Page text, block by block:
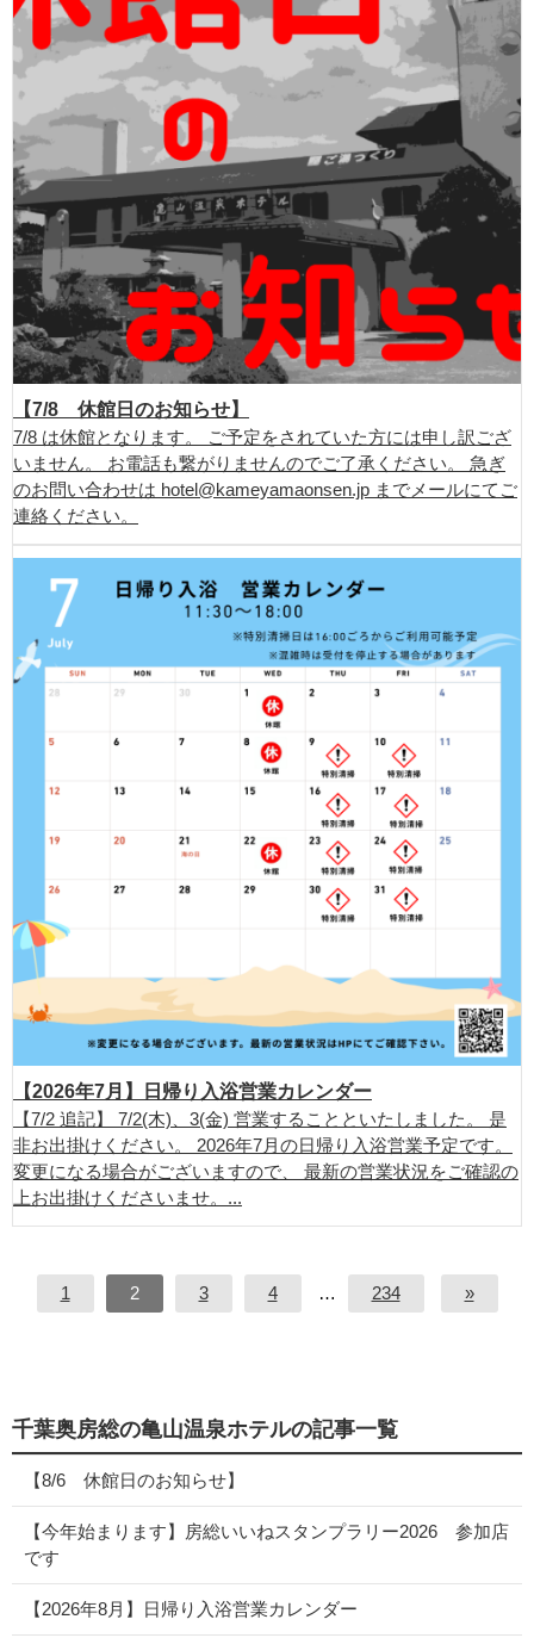
【7/8 休館日のお知らせ】
7/8 は休館となります。 ご予定をされていた方には申し訳ござ
いません。 お電話も繋がりませんのでご了承ください。 急ぎ
のお問い合わせは hotel@kameyamaonsen.jp までメールにてご
連絡ください。
【2026年7月】日帰り入浴営業カレンダー
【7/2 追記】 7/2(木)、3(金) 営業することといたしました。 是
非お出掛けください。 2026年7月の日帰り入浴営業予定です。
変更になる場合がございますので、 最新の営業状況をご確認の
上お出掛けくださいませ。...
1 2 3 4 … 234 »
千葉奥房総の亀山温泉ホテルの記事一覧
【8/6 休館日のお知らせ】
【今年始まります】房総いいねスタンプラリー2026 参加店
です
【2026年8月】日帰り入浴営業カレンダー